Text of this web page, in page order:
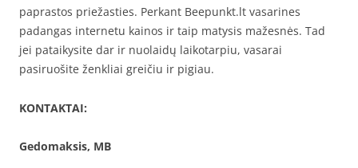
paprastos priežasties. Perkant Beepunkt.lt vasarines
padangas internetu kainos ir taip matysis mažesnės. Tad
jei pataikysite dar ir nuolaidų laikotarpiu, vasarai
pasiruošite ženkliai greičiu ir pigiau.
KONTAKTAI:
Gedomaksis, MB